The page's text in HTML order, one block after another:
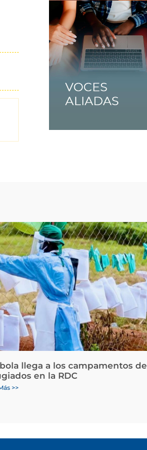
llega a los campamentos de
en la RDC
>>